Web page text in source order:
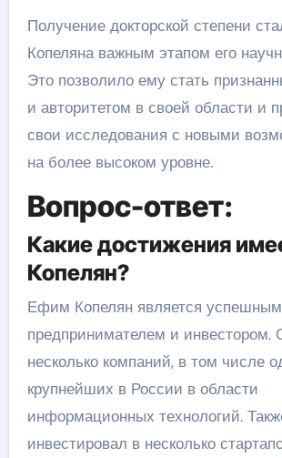
Получение докторской степени
Копеляна важным этапом его
Это позволило ему стать
и авторитетом в своей области и
свои исследования с новыми
на более высоком уровне.
Вопрос-ответ:
Какие достижения
Копелян?
Ефим Копелян является успешным
предпринимателем и инвестором.
несколько компаний, в том числе
крупнейших в России в области
информационных технологий.
инвестировал в несколько